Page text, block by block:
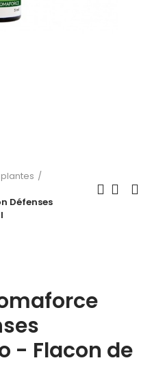
Défenses
- Flacon de